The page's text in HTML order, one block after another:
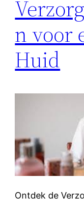
n voor
Huid
Ontdek de